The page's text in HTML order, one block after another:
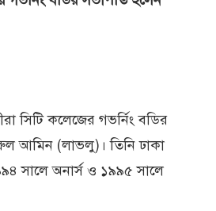
সিটি কলেজের গভর্নিং বডির
আমিন (লাভলু)। তিনি ঢাকা
সালে অনার্স ও ১৯৯৫ সালে